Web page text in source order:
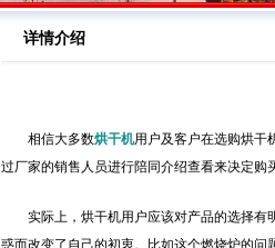
详情介绍
相信大多数烘干机用户及客户在选购烘干
过厂家的销售人员进行陪同介绍查看来决定购
实际上，烘干机用户应该对产品的选择
惑而改变了自己的初衷。比如这个燃烧炉的